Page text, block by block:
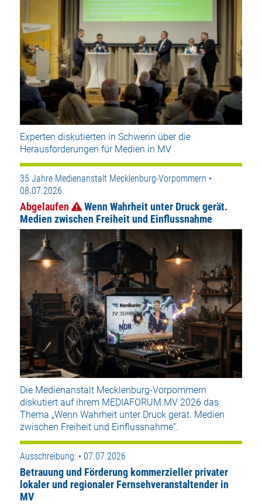
Experten diskutierten in Schwerin über die
Herausforderungen für Medien in MV
35 Jahre Medienanstalt Mecklenburg-Vorpommern •
08.07.2026
Abgelaufen
Wenn Wahrheit unter Druck gerät.
Medien zwischen Freiheit und Einflussnahme
Die Medienanstalt Mecklenburg-Vorpommern
diskutiert auf ihrem MEDIAFORUM MV 2026 das
Thema „Wenn Wahrheit unter Druck gerät. Medien
zwischen Freiheit und Einflussnahme“.
Ausschreibung: • 07.07.2026
Betrauung und Förderung kommerzieller privater
lokaler und regionaler Fernsehveranstaltender in
MV